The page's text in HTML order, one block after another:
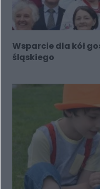
Wsparcie dla kół
śląskiego